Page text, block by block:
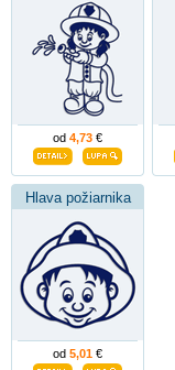
od 4,73 €
Hlava požiarnika
od 5,01 €